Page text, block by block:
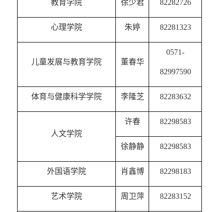
教育学院 徐少君 82282726
心理学院 朱婷 82281323
儿童发展与教育学院 董春华
0571-
82997590
体育与健康科学学院 李隆芝 82283632
人文学院
许春 82298583
徐静静 82298583
外国语学院 肖鑫博 82298183
艺术学院 周卫萍 82283152